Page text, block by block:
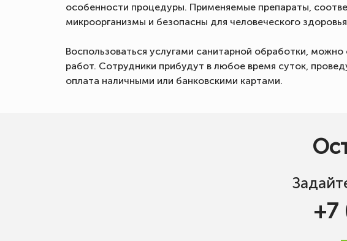
особенности процедуры. Применяемые препараты,
микроорганизмы и безопасны для человеческого
Воспользоваться услугами санитарной обработки,
работ. Сотрудники прибудут в любое время суток,
оплата наличными или банковскими картами.
+7